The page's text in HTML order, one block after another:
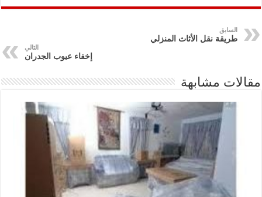
السابق
طريقة نقل الأثاث المنزلي
التالي
إخفاء عيوب الجدران
مقالات مشابهة